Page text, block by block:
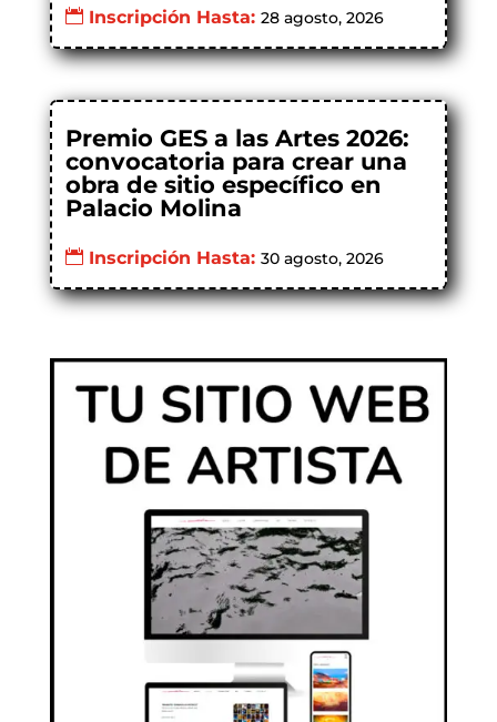
Inscripción Hasta: 28 agosto, 2026
Premio GES a las Artes 2026:
convocatoria para crear una
obra de sitio específico en
Palacio Molina
Inscripción Hasta: 30 agosto, 2026